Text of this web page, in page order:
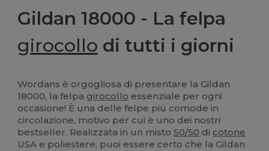
Gildan 18000 - La felpa
girocollo di tutti i giorni
Wordans è orgogliosa di presentare la Gildan
18000, la felpa girocollo essenziale per ogni
occasione! È una delle felpe più comode in
circolazione, motivo per cui è uno dei nostri
bestseller. Realizzata in un misto50/50 di cotone
USA e poliestere, puoi essere certo che la Gildan